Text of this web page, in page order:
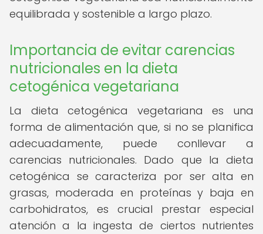
equilibrada y sostenible a largo plazo.
Importancia de evitar carencias
nutricionales en la dieta
cetogénica vegetariana
La dieta cetogénica vegetariana es una
forma de alimentación que, si no se planifica
adecuadamente, puede conllevar a
carencias nutricionales. Dado que la dieta
cetogénica se caracteriza por ser alta en
grasas, moderada en proteínas y baja en
carbohidratos, es crucial prestar especial
atención a la ingesta de ciertos nutrientes